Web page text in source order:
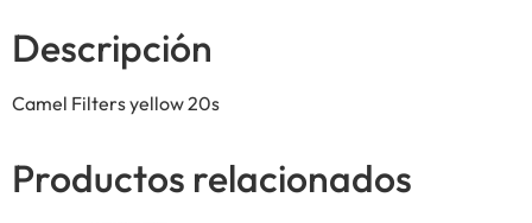
Descripción
Camel Filters yellow 20s
Productos relacionados